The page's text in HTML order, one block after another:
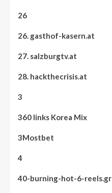
26
26. gasthof-kasern.at
27. salzburgtv.at
28. hackthecrisis.at
3
360 links Korea Mix
3Mostbet
4
40-burning-hot-6-reels.gr